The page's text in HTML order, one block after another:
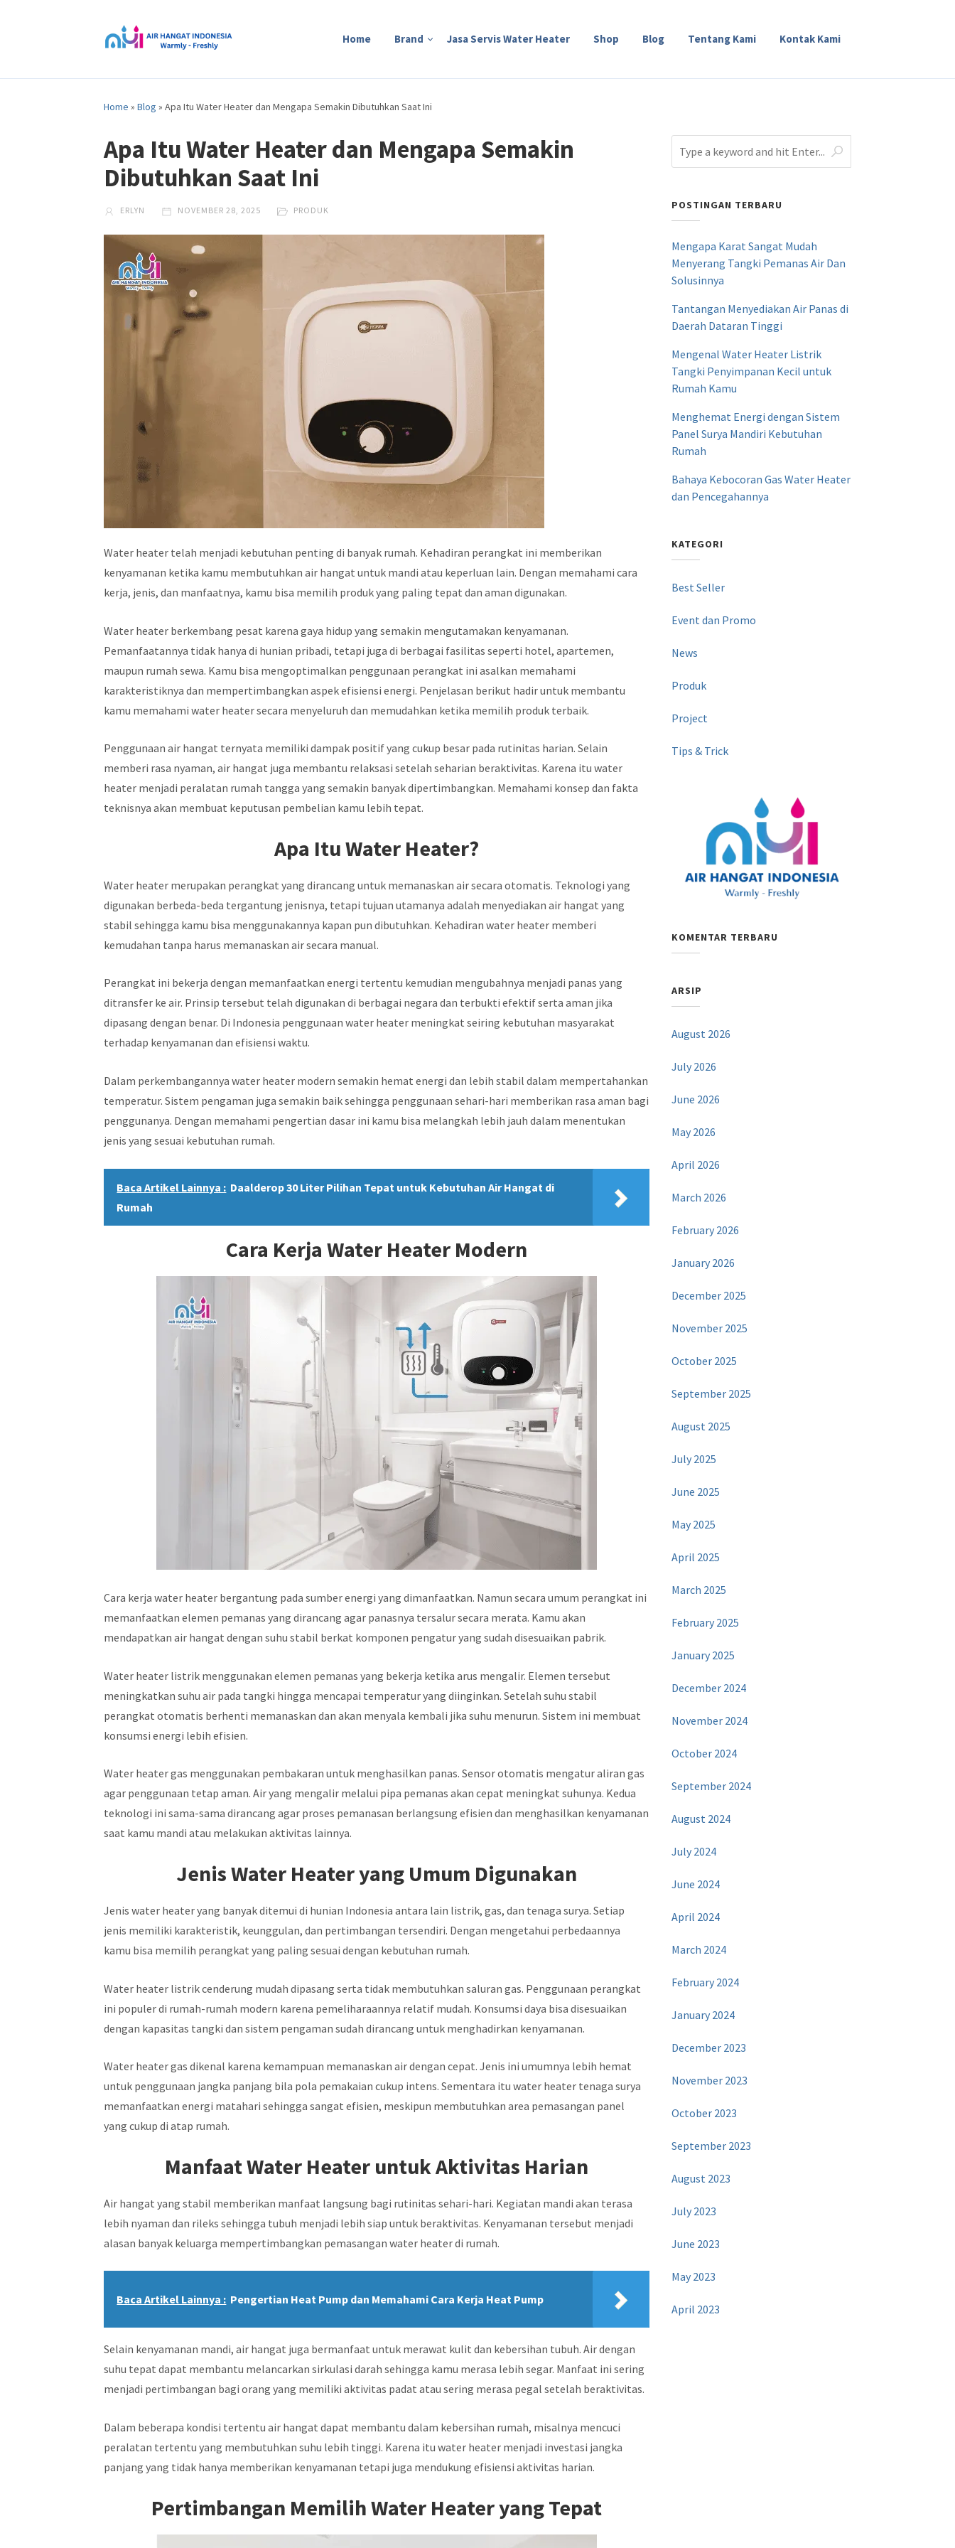
Home Brand Jasa Servis Water Heater Shop Blog Tentang Kami Kontak Kami
Home »Blog »Apa Itu Water Heater dan Mengapa Semakin Dibutuhkan Saat Ini
Apa Itu Water Heater dan Mengapa Semakin
Dibutuhkan Saat Ini
ERLYN NOVEMBER 28, 2025 PRODUK
Water heater telah menjadi kebutuhan penting di banyak rumah. Kehadiran perangkat ini memberikan
kenyamanan ketika kamu membutuhkan air hangat untuk mandi atau keperluan lain. Dengan memahami cara
kerja, jenis, dan manfaatnya, kamu bisa memilih produk yang paling tepat dan aman digunakan.
Water heater berkembang pesat karena gaya hidup yang semakin mengutamakan kenyamanan.
Pemanfaatannya tidak hanya di hunian pribadi, tetapi juga di berbagai fasilitas seperti hotel, apartemen,
maupun rumah sewa. Kamu bisa mengoptimalkan penggunaan perangkat ini asalkan memahami
karakteristiknya dan mempertimbangkan aspek efisiensi energi. Penjelasan berikut hadir untuk membantu
kamu memahami water heater secara menyeluruh dan memudahkan ketika memilih produk terbaik.
Penggunaan air hangat ternyata memiliki dampak positif yang cukup besar pada rutinitas harian. Selain
memberi rasa nyaman, air hangat juga membantu relaksasi setelah seharian beraktivitas. Karena itu water
heater menjadi peralatan rumah tangga yang semakin banyak dipertimbangkan. Memahami konsep dan fakta
teknisnya akan membuat keputusan pembelian kamu lebih tepat.
Apa Itu Water Heater?
Water heater merupakan perangkat yang dirancang untuk memanaskan air secara otomatis. Teknologi yang
digunakan berbeda-beda tergantung jenisnya, tetapi tujuan utamanya adalah menyediakan air hangat yang
stabil sehingga kamu bisa menggunakannya kapan pun dibutuhkan. Kehadiran water heater memberi
kemudahan tanpa harus memanaskan air secara manual.
Perangkat ini bekerja dengan memanfaatkan energi tertentu kemudian mengubahnya menjadi panas yang
ditransfer ke air. Prinsip tersebut telah digunakan di berbagai negara dan terbukti efektif serta aman jika
dipasang dengan benar. Di Indonesia penggunaan water heater meningkat seiring kebutuhan masyarakat
terhadap kenyamanan dan efisiensi waktu.
Dalam perkembangannya water heater modern semakin hemat energi dan lebih stabil dalam mempertahankan
temperatur. Sistem pengaman juga semakin baik sehingga penggunaan sehari-hari memberikan rasa aman bagi
penggunanya. Dengan memahami pengertian dasar ini kamu bisa melangkah lebih jauh dalam menentukan
jenis yang sesuai kebutuhan rumah.
Baca Artikel Lainnya : Daalderop 30 Liter Pilihan Tepat untuk Kebutuhan Air Hangat di
Rumah
Cara Kerja Water Heater Modern
Cara kerja water heater bergantung pada sumber energi yang dimanfaatkan. Namun secara umum perangkat ini
memanfaatkan elemen pemanas yang dirancang agar panasnya tersalur secara merata. Kamu akan
mendapatkan air hangat dengan suhu stabil berkat komponen pengatur yang sudah disesuaikan pabrik.
Water heater listrik menggunakan elemen pemanas yang bekerja ketika arus mengalir. Elemen tersebut
meningkatkan suhu air pada tangki hingga mencapai temperatur yang diinginkan. Setelah suhu stabil
perangkat otomatis berhenti memanaskan dan akan menyala kembali jika suhu menurun. Sistem ini membuat
konsumsi energi lebih efisien.
Water heater gas menggunakan pembakaran untuk menghasilkan panas. Sensor otomatis mengatur aliran gas
agar penggunaan tetap aman. Air yang mengalir melalui pipa pemanas akan cepat meningkat suhunya. Kedua
teknologi ini sama-sama dirancang agar proses pemanasan berlangsung efisien dan menghasilkan kenyamanan
saat kamu mandi atau melakukan aktivitas lainnya.
Jenis Water Heater yang Umum Digunakan
Jenis water heater yang banyak ditemui di hunian Indonesia antara lain listrik, gas, dan tenaga surya. Setiap
jenis memiliki karakteristik, keunggulan, dan pertimbangan tersendiri. Dengan mengetahui perbedaannya
kamu bisa memilih perangkat yang paling sesuai dengan kebutuhan rumah.
Water heater listrik cenderung mudah dipasang serta tidak membutuhkan saluran gas. Penggunaan perangkat
ini populer di rumah-rumah modern karena pemeliharaannya relatif mudah. Konsumsi daya bisa disesuaikan
dengan kapasitas tangki dan sistem pengaman sudah dirancang untuk menghadirkan kenyamanan.
Water heater gas dikenal karena kemampuan memanaskan air dengan cepat. Jenis ini umumnya lebih hemat
untuk penggunaan jangka panjang bila pola pemakaian cukup intens. Sementara itu water heater tenaga surya
memanfaatkan energi matahari sehingga sangat efisien, meskipun membutuhkan area pemasangan panel
yang cukup di atap rumah.
Manfaat Water Heater untuk Aktivitas Harian
Air hangat yang stabil memberikan manfaat langsung bagi rutinitas sehari-hari. Kegiatan mandi akan terasa
lebih nyaman dan rileks sehingga tubuh menjadi lebih siap untuk beraktivitas. Kenyamanan tersebut menjadi
alasan banyak keluarga mempertimbangkan pemasangan water heater di rumah.
Baca Artikel Lainnya : Pengertian Heat Pump dan Memahami Cara Kerja Heat Pump
Selain kenyamanan mandi, air hangat juga bermanfaat untuk merawat kulit dan kebersihan tubuh. Air dengan
suhu tepat dapat membantu melancarkan sirkulasi darah sehingga kamu merasa lebih segar. Manfaat ini sering
menjadi pertimbangan bagi orang yang memiliki aktivitas padat atau sering merasa pegal setelah beraktivitas.
Dalam beberapa kondisi tertentu air hangat dapat membantu dalam kebersihan rumah, misalnya mencuci
peralatan tertentu yang membutuhkan suhu lebih tinggi. Karena itu water heater menjadi investasi jangka
panjang yang tidak hanya memberikan kenyamanan tetapi juga mendukung efisiensi aktivitas harian.
Pertimbangan Memilih Water Heater yang Tepat
POSTINGAN TERBARU
Mengapa Karat Sangat Mudah
Menyerang Tangki Pemanas Air Dan
Solusinnya
Tantangan Menyediakan Air Panas di
Daerah Dataran Tinggi
Mengenal Water Heater Listrik
Tangki Penyimpanan Kecil untuk
Rumah Kamu
Menghemat Energi dengan Sistem
Panel Surya Mandiri Kebutuhan
Rumah
Bahaya Kebocoran Gas Water Heater
dan Pencegahannya
KATEGORI
Best Seller
Event dan Promo
News
Produk
Project
Tips & Trick
KOMENTAR TERBARU
ARSIP
August 2026
July 2026
June 2026
May 2026
April 2026
March 2026
February 2026
January 2026
December 2025
November 2025
October 2025
September 2025
August 2025
July 2025
June 2025
May 2025
April 2025
March 2025
February 2025
January 2025
December 2024
November 2024
October 2024
September 2024
August 2024
July 2024
June 2024
April 2024
March 2024
February 2024
January 2024
December 2023
November 2023
October 2023
September 2023
August 2023
July 2023
June 2023
May 2023
April 2023